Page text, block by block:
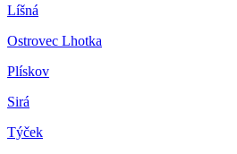
Líšná
Ostrovec Lhotka
Plískov
Sirá
Týček